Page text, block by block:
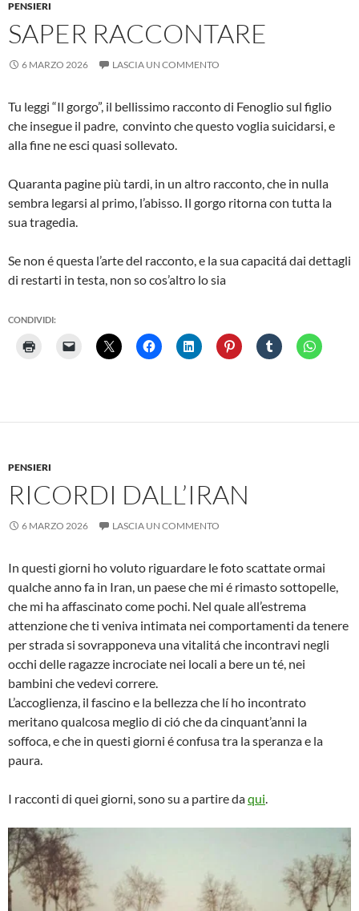
PENSIERI
SAPER RACCONTARE
6 MARZO 2026 LASCIA UN COMMENTO
Tu leggi “Il gorgo”, il bellissimo racconto di Fenoglio sul figlio
che insegue il padre, convinto che questo voglia suicidarsi, e
alla fine ne esci quasi sollevato.
Quaranta pagine più tardi, in un altro racconto, che in nulla
sembra legarsi al primo, l’abisso. Il gorgo ritorna con tutta la
sua tragedia.
Se non é questa l’arte del racconto, e la sua capacitá dai dettagli
di restarti in testa, non so cos’altro lo sia
CONDIVIDI:
PENSIERI
RICORDI DALL’IRAN
6 MARZO 2026 LASCIA UN COMMENTO
In questi giorni ho voluto riguardare le foto scattate ormai
qualche anno fa in Iran, un paese che mi é rimasto sottopelle,
che mi ha affascinato come pochi. Nel quale all’estrema
attenzione che ti veniva intimata nei comportamenti da tenere
per strada si sovrapponeva una vitalitá che incontravi negli
occhi delle ragazze incrociate nei locali a bere un té, nei
bambini che vedevi correre.
L’accoglienza, il fascino e la bellezza che lí ho incontrato
meritano qualcosa meglio di ció che da cinquant’anni la
soffoca, e che in questi giorni é confusa tra la speranza e la
paura.
I racconti di quei giorni, sono su a partire daqui.